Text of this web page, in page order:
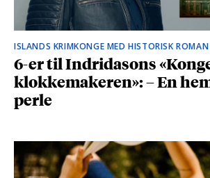
ISLANDS KRIMKONGE MED HISTORISK ROMAN
6-er til Indridasons
klokkemakeren»: – En
perle